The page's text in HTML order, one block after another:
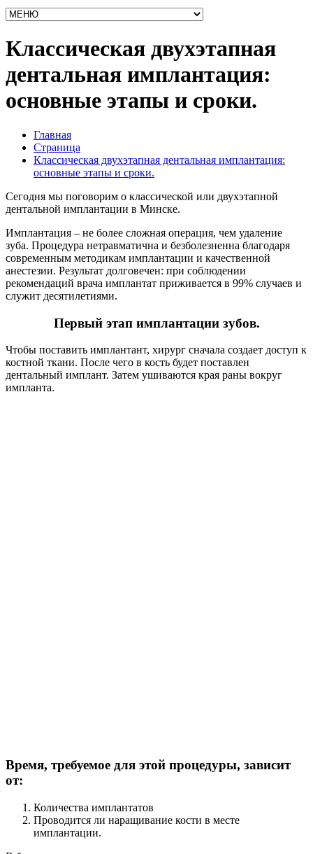
Классическая двухэтапная
дентальная имплантация:
основные этапы и сроки.
Главная
Страница
Классическая двухэтапная дентальная имплантация:
основные этапы и сроки.
Сегодня мы поговорим о классической или двухэтапной
дентальной имплантации в Минске.
Имплантация – не более сложная операция, чем удаление
зуба. Процедура нетравматична и безболезненна благодаря
современным методикам имплантации и качественной
анестезии. Результат долговечен: при соблюдении
рекомендаций врача имплантат приживается в 99% случаев и
служит десятилетиями.
Первый этап имплантации зубов.
Чтобы поставить имплантант, хирург сначала создает доступ к
костной ткани. После чего в кость будет поставлен
дентальный имплант. Затем ушиваются края раны вокруг
импланта.
Время, требуемое для этой процедуры, зависит
от:
Количества имплантатов
Проводится ли наращивание кости в месте
имплантации.